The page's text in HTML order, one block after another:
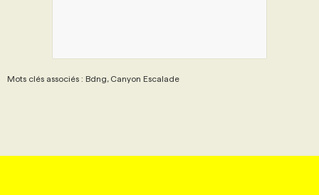
Mots clés associés : Bdng, Canyon Escalade